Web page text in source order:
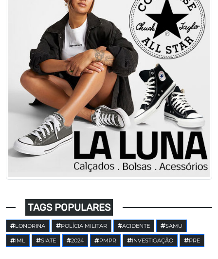
TAGS POPULARES
LONDRINA POLÍCIA MILITAR ACIDENTE SAMU
IML SIATE 2024 PMPR INVESTIGAÇÃO PRE